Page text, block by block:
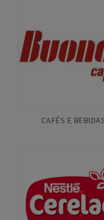
CAFÉS E